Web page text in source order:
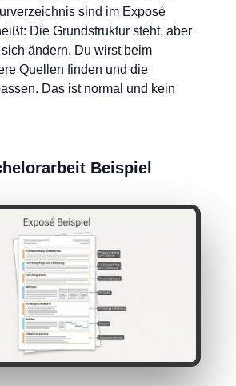
sind im Exposé
Die Grundstruktur steht, aber
ändern. Du wirst beim
Quellen finden und die
Das ist normal und kein
Beispiel